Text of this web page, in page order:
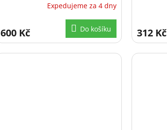
Expedujeme za 4 dny
600 Kč Do košíku 312 Kč